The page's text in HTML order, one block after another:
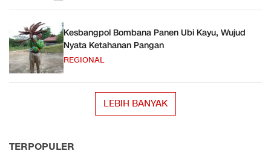
Kesbangpol Bombana Panen Ubi Kayu, Wujud
Nyata Ketahanan Pangan
REGIONAL
LEBIH BANYAK
TERPOPULER